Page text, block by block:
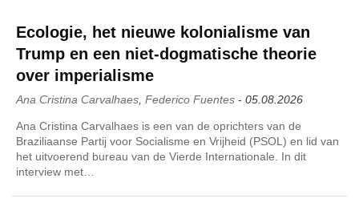
Ecologie, het nieuwe kolonialisme van
Trump en een niet-dogmatische theorie
over imperialisme
Ana Cristina Carvalhaes, Federico Fuentes - 05.08.2026
Ana Cristina Carvalhaes is een van de oprichters van de
Braziliaanse Partij voor Socialisme en Vrijheid (PSOL) en lid van
het uitvoerend bureau van de Vierde Internationale. In dit
interview met…